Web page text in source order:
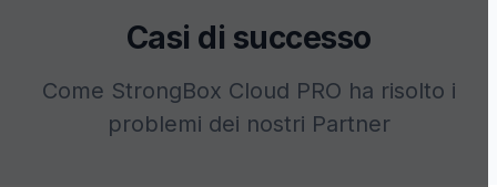
Casi di successo
Come StrongBox Cloud PRO ha risolto i
problemi dei nostri Partner